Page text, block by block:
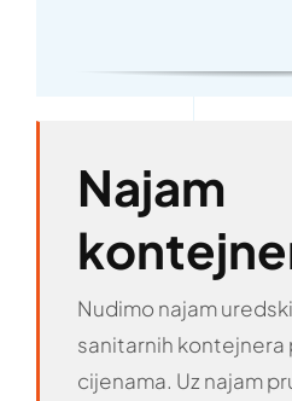
Najam
Nudimo najam
sanitarnih kontejnera
cijenama. Uz najam